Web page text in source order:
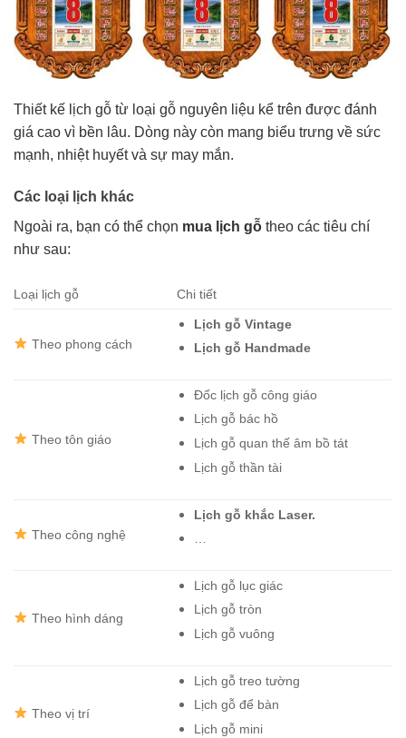
Thiết kế lịch gỗ từ loại gỗ nguyên liệu kể trên được đánh
giá cao vì bền lâu. Dòng này còn mang biểu trưng về sức
mạnh, nhiệt huyết và sự may mắn.
Các loại lịch khác
Ngoài ra, bạn có thể chọn mua lịch gỗ theo các tiêu chí
như sau:
Loại lịch gỗ Chi tiết
️ Theo phong cách
Lịch gỗ Vintage
Lịch gỗ Handmade
️ Theo tôn giáo
Đốc lịch gỗ công giáo
Lịch gỗ bác hồ
Lịch gỗ quan thế âm bồ tát
Lịch gỗ thần tài
️ Theo công nghệ
Lịch gỗ khắc Laser.
…
️ Theo hình dáng
Lịch gỗ lục giác
Lịch gỗ tròn
Lịch gỗ vuông
️ Theo vị trí
Lịch gỗ treo tường
Lịch gỗ để bàn
Lịch gỗ mini